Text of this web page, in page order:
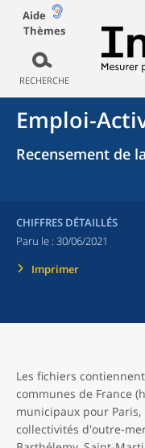
Aide
Thèmes
RECHERCHE
Emploi-
Recensement de
CHIFFRES DÉTAILLÉS
Paru le : 30/06/2021
Imprimer
Les fichiers
communes de France
municipaux pour
collectivités d'outre-